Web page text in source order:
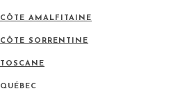
CÔTE AMALFITAINE
CÔTE SORRENTINE
TOSCANE
QUÉBEC